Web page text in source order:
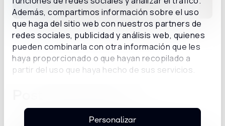
Además, compartimos información sobre el uso
que haga del sitio web con nuestros partners de
redes sociales, publicidad y análisis web, quienes
pueden combinarla con otra información que les
haya proporcionado o que hayan recopilado a
partir del uso que haya hecho de sus servicios.
Personalizar